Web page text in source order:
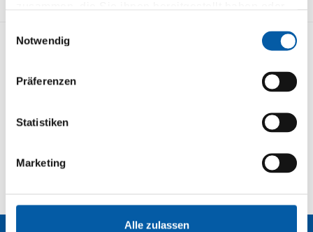
gesammelt haben.
Notwendig
Präferenzen
Statistiken
Marketing
Alle zulassen
IMPRESSUM
BUCHEN